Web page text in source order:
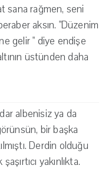
sana rağmen, seni
aksın. "Düzenim
gelir " diye endişe
üstünden daha
albenisiz ya da
bir başka
Derdin olduğu
yakınlıkta.